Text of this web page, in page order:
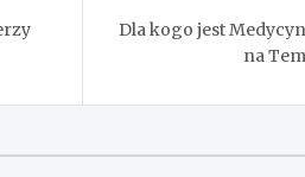
Dla kogo jest
na